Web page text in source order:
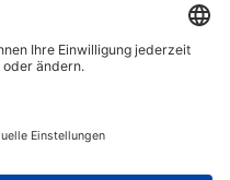
Solidarität
lernen